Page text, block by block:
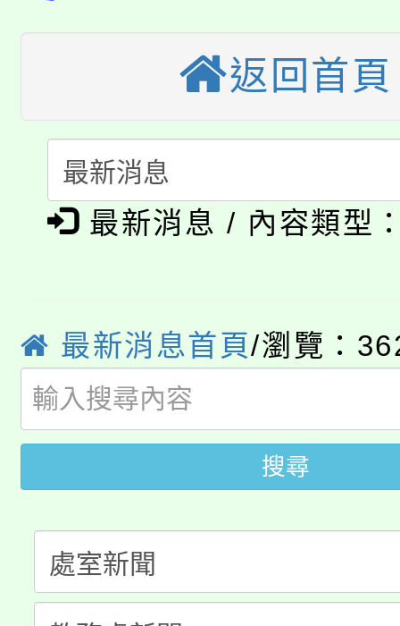
車」活動
生本土語及新住民語歌
公告本校115學年度第
代理(課)教師甄選結果(
代理(課)教師甄選結果(
轉知中國文化大學推廣
《TA101》溝通分析基
系所師生報名參加。
淨零綠生活教案入校路
115年食農教育專業人
學籍身 分審查程序及
版
淨零綠領人才培育課程
公告本校115學年度第
代理(課)教師甄選結果(
「2026金融保險知識
桃園市115學年度學生
代理(課)教師甄選結果(
公告本校115學年度第
代理(課)教師甄選結果(
轉知中國文化大學推廣
返回首頁
最新消息 / 內容類型
最新消息首頁/瀏覽：
搜尋